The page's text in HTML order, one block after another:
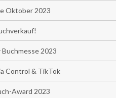
Oktober 2023
2023
Control & TikTok
Award 2023